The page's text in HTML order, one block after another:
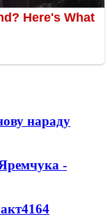
нараду
-
4164